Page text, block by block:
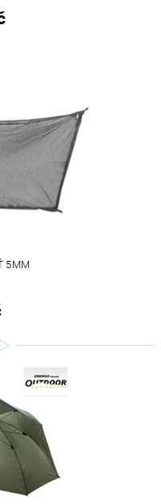
5MM